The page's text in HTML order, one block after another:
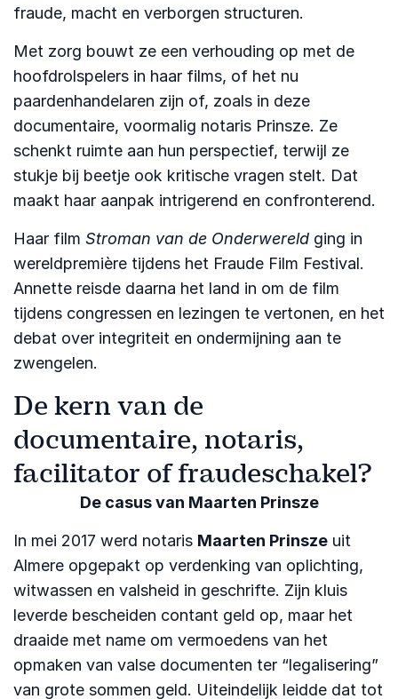
fraude, macht en verborgen structuren.
Met zorg bouwt ze een verhouding op met de
hoofdrolspelers in haar films, of het nu
paardenhandelaren zijn of, zoals in deze
documentaire, voormalig notaris Prinsze. Ze
schenkt ruimte aan hun perspectief, terwijl ze
stukje bij beetje ook kritische vragen stelt. Dat
maakt haar aanpak intrigerend en confronterend.
Haar film Stroman van de Onderwereld ging in
wereldpremière tijdens het Fraude Film Festival.
Annette reisde daarna het land in om de film
tijdens congressen en lezingen te vertonen, en het
debat over integriteit en ondermijning aan te
zwengelen.
De kern van de
documentaire, notaris,
facilitator of fraudeschakel?
De casus van Maarten Prinsze
In mei 2017 werd notaris Maarten Prinsze uit
Almere opgepakt op verdenking van oplichting,
witwassen en valsheid in geschrifte. Zijn kluis
leverde bescheiden contant geld op, maar het
draaide met name om vermoedens van het
opmaken van valse documenten ter “legalisering”
van grote sommen geld. Uiteindelijk leidde dat tot